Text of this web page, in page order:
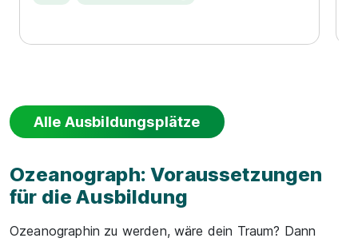
Alle Ausbildungsplätze
Ozeanograph: Voraussetzungen
für die Ausbildung
Ozeanographin zu werden, wäre dein Traum? Dann